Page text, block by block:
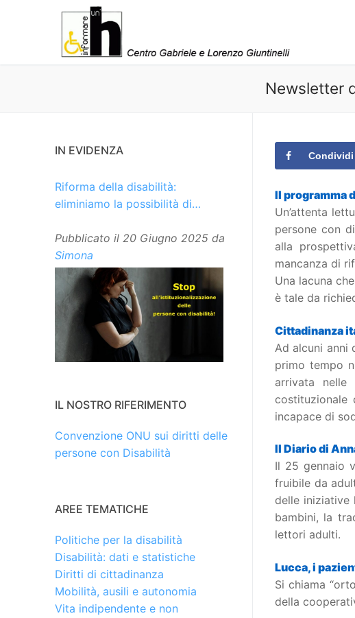
Newsletter
Condividi
Il programma
Un’attenta
persone con
alla
mancanza di
Una lacuna
è tale da
Cittadinanza
Ad alcuni anni
primo tempo
arrivata nelle
costituzionale
incapace di
Il Diario di
Il 25 gennaio
fruibile da
delle
bambini, la
lettori adulti.
Lucca, i
Si chiama
della
IN EVIDENZA
Riforma della disabilità:
eliminiamo la possibilità di
Pubblicato il 20 Giugno 2025 da
Simona
IL NOSTRO RIFERIMENTO
Convenzione ONU sui diritti delle
persone con Disabilità
AREE TEMATICHE
Politiche per la disabilità
Disabilità: dati e statistiche
Diritti di cittadinanza
Mobilità, ausili e autonomia
Vita indipendente e non